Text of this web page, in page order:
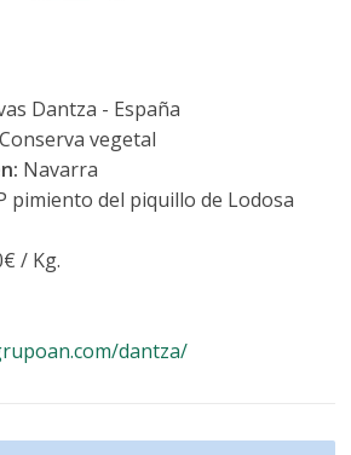
Dantza - España
Conserva vegetal
Navarra
pimiento del piquillo de Lodosa
/ Kg.
dantza/